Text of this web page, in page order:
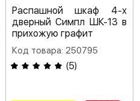
Распашной шкаф 4-х
дверный Симпл ШК-13 в
прихожую графит
Код товара: 250795
(5)